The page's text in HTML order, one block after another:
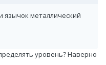
язычок металлический
уровень? Наверно